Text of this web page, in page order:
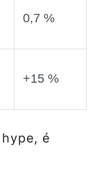
0,7 %
+15 %
é